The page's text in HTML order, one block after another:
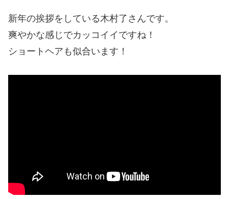
新年の挨拶をしている木村了さんです。
爽やかな感じでカッコイイですね！
ショートヘアも似合います！